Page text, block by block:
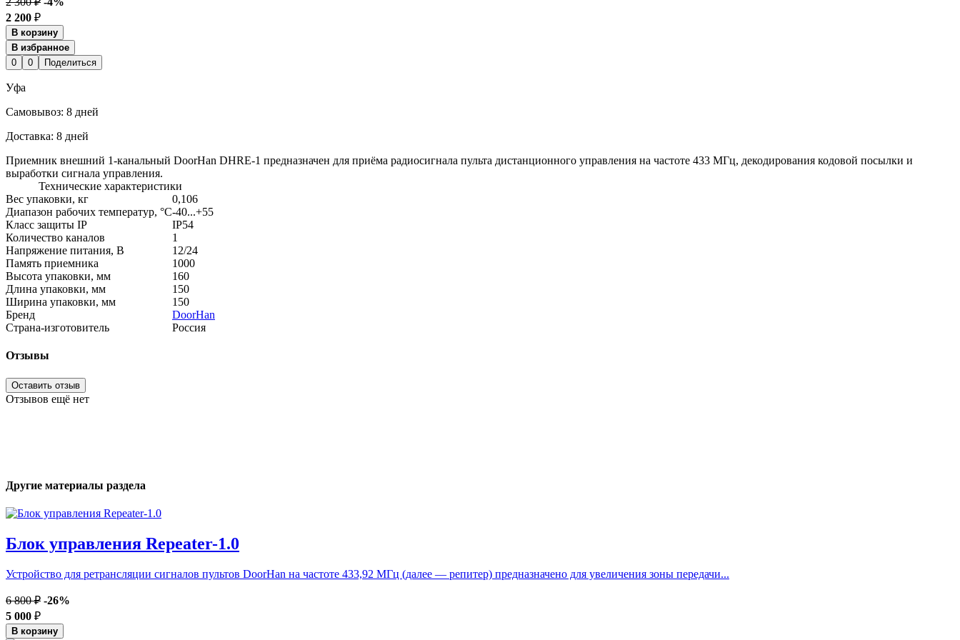
2 200 ₽
В корзину
В избранное
0
0 Поделиться
Уфа
Cамовывоз: 8 дней
Доставка: 8 дней
Приемник внешний 1-канальный DoorHan DHRE-1 предназначен для приёма радиосигнала пульта дистанционного управления на частоте 433 МГц, декодирования кодовой посылки и
выработки сигнала управления.
Технические характеристики
Вес упаковки, кг
0,106
Диапазон рабочих температур, °С-40...+55
Класс защиты IP
IP54
Количество каналов
1
Напряжение питания, В
12/24
Память приемника
1000
Высота упаковки, мм
160
Длина упаковки, мм
150
Ширина упаковки, мм
150
Бренд
DoorHan
Страна-изготовитель
Россия
Отзывы
Оставить отзыв
Отзывов ещё нет
Другие материалы раздела
Блок управления Repeater-1.0
Устройство для ретрансляции сигналов пультов DoorHan на частоте 433,92 МГц (далее — репитер) предназначено для увеличения зоны передачи...
6 800 ₽ -26%
5 000 ₽
В корзину